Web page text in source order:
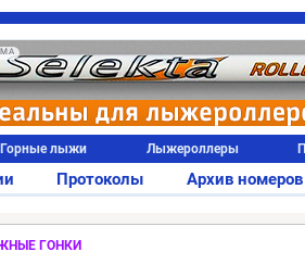
Горные лыжи Лыжероллеры
Протоколы Архив номеров
ГОНКИ